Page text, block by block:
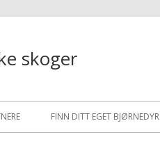
skoger
FINN DITT EGET BJØRNEDYR